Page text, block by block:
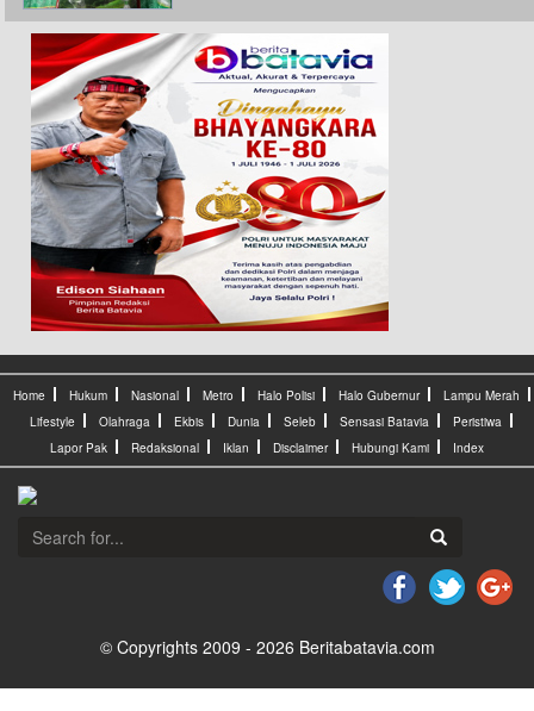
Home Hukum Nasional Metro Halo Polisi Halo Gubernur
Lampu Merah
Lifestyle
Olahraga Ekbis Dunia Seleb Sensasi Batavia
Peristiwa
Lapor Pak
Redaksional Iklan Disclaimer Hubungi Kami Index
© Copyrights 2009 - 2026 Beritabatavia.com